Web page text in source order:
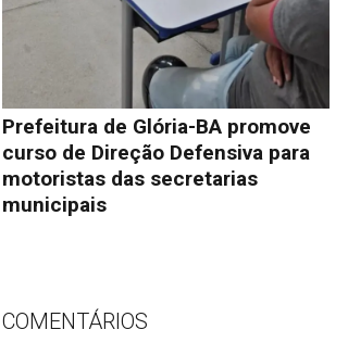
Prefeitura de Glória-BA promove
curso de Direção Defensiva para
motoristas das secretarias
municipais
COMENTÁRIOS